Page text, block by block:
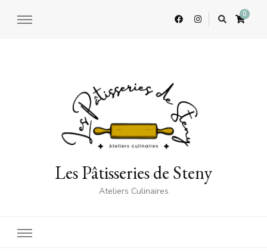
0
Les Pâtisseries de Steny
Ateliers Culinaires